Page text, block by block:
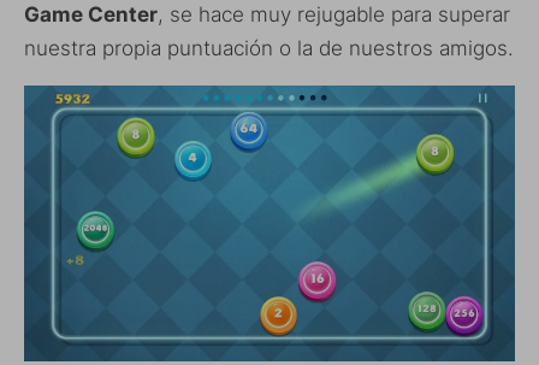
Game Center, se hace muy rejugable para superar
nuestra propia puntuación o la de nuestros amigos.